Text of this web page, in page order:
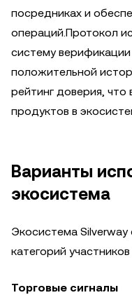
посредниках и
операций.Протокол
систему
положительной
рейтинг доверия, что
продуктов в
Варианты
экосистема
Экосистема Silverway
категорий
Торговые сигналы